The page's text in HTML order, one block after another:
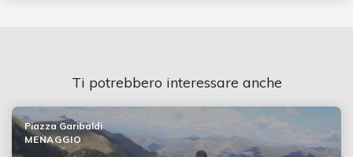
Ti potrebbero interessare anche
Piazza Garibaldi
MENAGGIO